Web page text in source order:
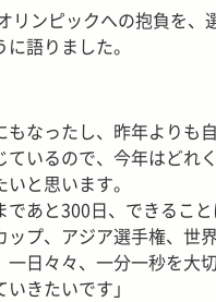
リンピックへの抱負を、
語りました。
もなったし、昨年よりも
ているので、今年はどれ
と思います。
あと300日、できるこ
ップ、アジア選手権、世
一日々々、一分一秒を大
きたいです」